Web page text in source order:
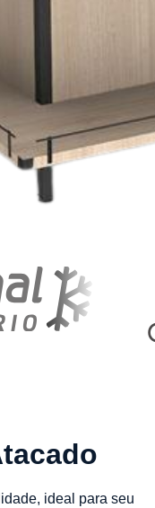
ideal para seu